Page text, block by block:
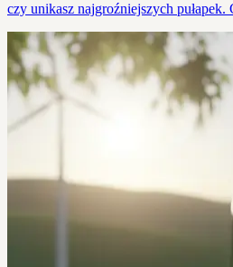
czy unikasz najgroźniejszych pułapek.